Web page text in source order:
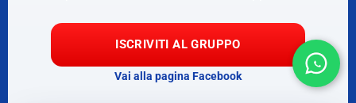
ISCRIVITI AL GRUPPO
Vai alla pagina Facebook